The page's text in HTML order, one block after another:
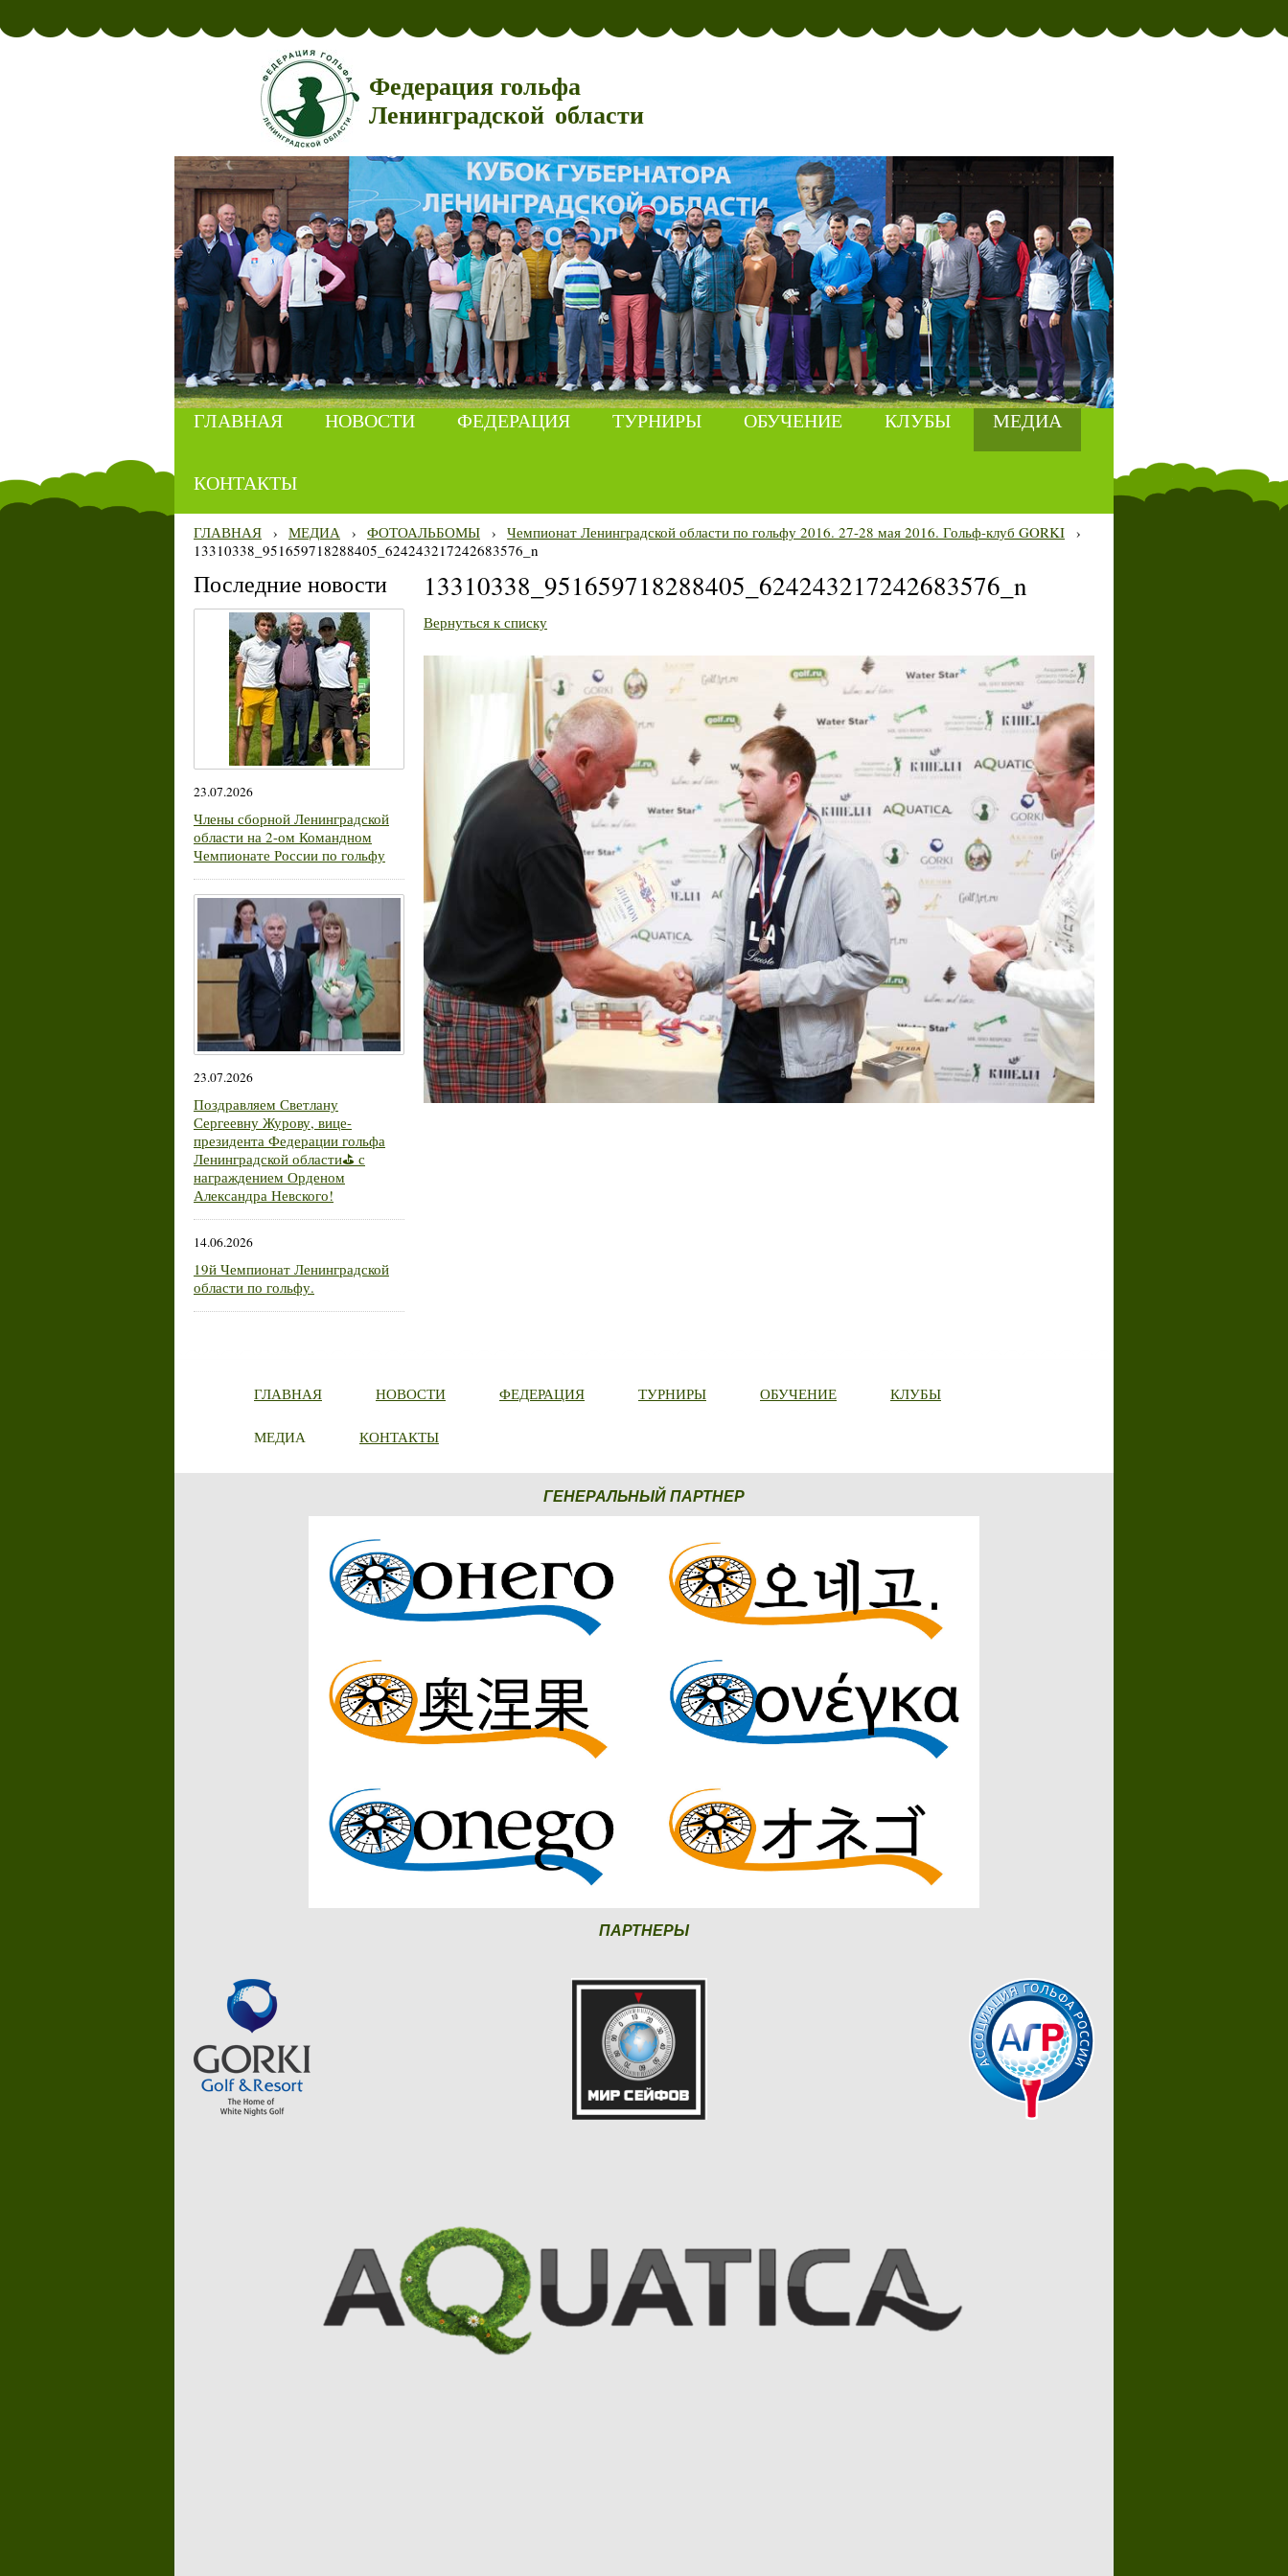
Федерация гольфа
Ленинградской области
ГЛАВНАЯ НОВОСТИ ФЕДЕРАЦИЯ ТУРНИРЫ ОБУЧЕНИЕ КЛУБЫ МЕДИА
КОНТАКТЫ
ГЛАВНАЯ › МЕДИА › ФОТОАЛЬБОМЫ › Чемпионат Ленинградской области по гольфу 2016. 27-28 мая 2016. Гольф-клуб GORKI ›
13310338_951659718288405_624243217242683576_n
Последние новости
23.07.2026
Члены сборной Ленинградской
области на 2-ом Командном
Чемпионате России по гольфу
23.07.2026
Поздравляем Светлану
Сергеевну Журову, вице-
президента Федерации гольфа
Ленинградской области⛳ с
награждением Орденом
Александра Невского!
14.06.2026
19й Чемпионат Ленинградской
области по гольфу.
13310338_951659718288405_624243217242683576_n
Вернуться к списку
ГЛАВНАЯ НОВОСТИ ФЕДЕРАЦИЯ ТУРНИРЫ ОБУЧЕНИЕ КЛУБЫ
МЕДИА КОНТАКТЫ
ГЕНЕРАЛЬНЫЙ ПАРТНЕР
ПАРТНЕРЫ